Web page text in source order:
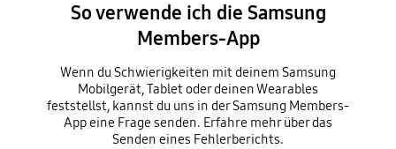
So verwende ich die Samsung
Members-App
Wenn du Schwierigkeiten mit deinem Samsung
Mobilgerät, Tablet oder deinen Wearables
feststellst, kannst du uns in der Samsung Members-
App eine Frage senden. Erfahre mehr über das
Senden eines Fehlerberichts.